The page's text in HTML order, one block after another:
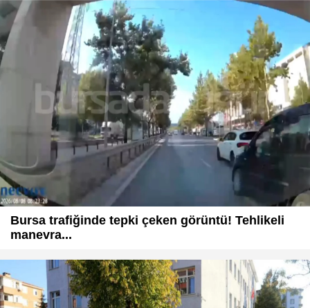
Bursa trafiğinde tepki çeken görüntü! Tehlikeli
manevra...